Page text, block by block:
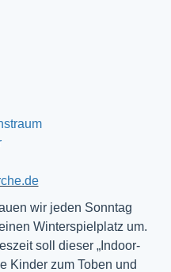
wir jeden Sonntag
Winterspielplatz um.
soll dieser „Indoor-
Kinder zum Toben und